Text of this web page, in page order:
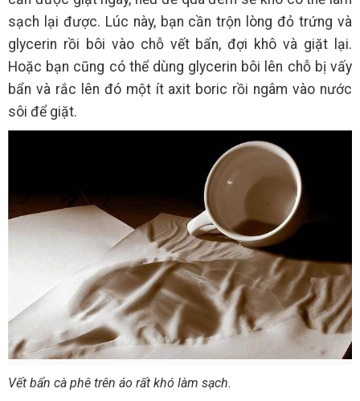
sạch lại được. Lúc này, bạn cần trộn lòng đỏ trứng và
glycerin rồi bôi vào chỗ vết bẩn, đợi khô và giặt lại.
Hoặc bạn cũng có thể dùng glycerin bôi lên chỗ bị vấy
bẩn và rắc lên đó một ít axit boric rồi ngâm vào nước
sôi để giặt.
Vết bẩn cà phê trên áo rất khó làm sạch.